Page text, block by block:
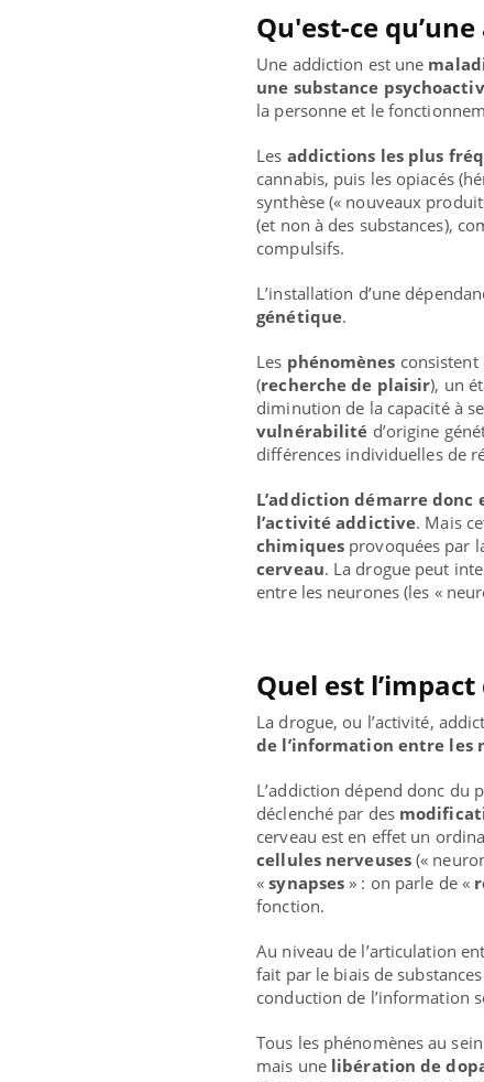
Qu'est-ce
Une addiction est une
une substance
la personne et le
Les addictions les plus
cannabis, puis les opiacés
synthèse (« nouveaux
(et non à des substances),
compulsifs.
L’installation d’une
génétique.
Les phénomènes
(recherche de plaisir), un
diminution de la capacité à
vulnérabilité d’origine
différences individuelles de
L’addiction démarre
l’activité addictive. Mais
chimiques provoquées par
cerveau. La drogue peut
entre les neurones (les «
Quel est
La drogue, ou l’activité,
de l’information entre les
L’addiction dépend donc du
déclenché par des
cerveau est en effet un
cellules nerveuses(«
«synapses» : on parle de «
fonction.
Au niveau de l’articulation
fait par le biais de
conduction de l’information
Tous les phénomènes au
mais une libération de
sur